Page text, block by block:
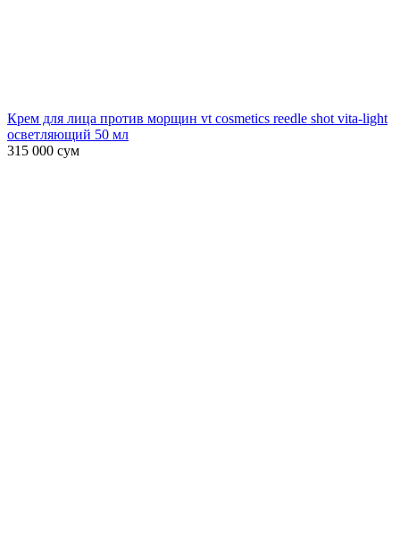
Крем для лица против морщин vt cosmetics reedle shot vita-light
осветляющий 50 мл
315 000 сум